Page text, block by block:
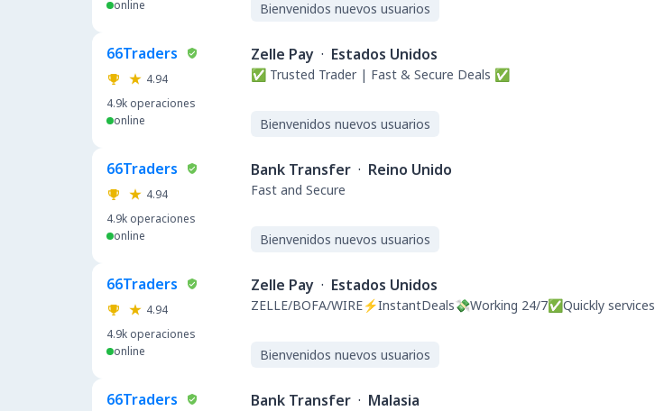
online
Bienvenidos nuevos usuarios
66Traders
4.94
4.9k operaciones
online
Zelle Pay · Estados Unidos
✅ Trusted Trader | Fast & Secure Deals ✅
Bienvenidos nuevos usuarios
66Traders
4.94
4.9k operaciones
online
Bank Transfer · Reino Unido
Fast and Secure
Bienvenidos nuevos usuarios
66Traders
4.94
4.9k operaciones
online
Zelle Pay · Estados Unidos
ZELLE/BOFA/WIRE⚡️InstantDeals💸Working 24/7✅Quickly services
Bienvenidos nuevos usuarios
66Traders Bank Transfer · Malasia